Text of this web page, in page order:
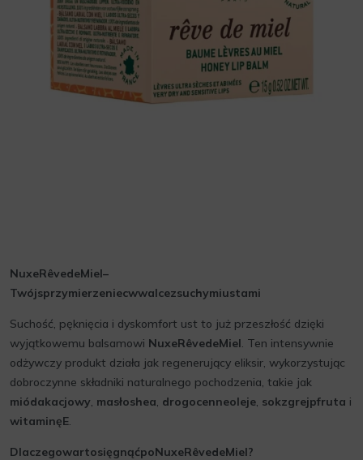
NuxeRêvedeMiel–
Twójsprzymierzeniecwwalcezsuchymiustami
Suchość, pęknięcia i dyskomfort ust to już przeszłość dzięki
wyjątkowemu balsamowi NuxeRêvedeMiel. Ten intensywnie
odżywczy produkt działa jak regenerujący eliksir, wykorzystując
dobroczynne składniki naturalnego pochodzenia, takie jak
miódakacjowy, masłoshea, drogocenneoleje, sokzgrejpfruta i
witaminęE.
DlaczegowartosięgnąćpoNuxeRêvedeMiel?